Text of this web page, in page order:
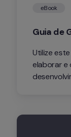
eBook
Guia de
Utilize
elaborar e